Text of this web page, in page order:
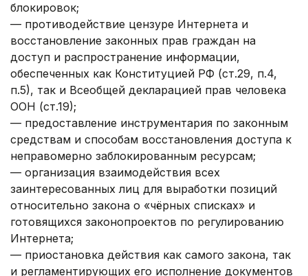
блокировок;
— противодействие цензуре Интернета и
восстановление законных прав граждан на
доступ и распространение информации,
обеспеченных как Конституцией РФ (ст.29, п.4,
п.5), так и Всеобщей декларацией прав человека
ООН (ст.19);
— предоставление инструментария по законным
средствам и способам восстановления доступа к
неправомерно заблокированным ресурсам;
— организация взаимодействия всех
заинтересованных лиц для выработки позиций
относительно закона о «чёрных списках» и
готовящихся законопроектов по регулированию
Интернета;
— приостановка действия как самого закона, так
и регламентирующих его исполнение документов